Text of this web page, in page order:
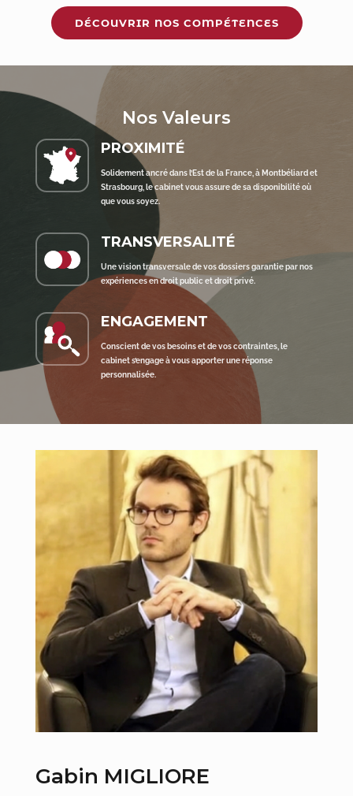
DÉCOUVRIR NOS COMPÉTENCES
Nos Valeurs
PROXIMITÉ
Solidement ancré dans l’Est de la France, à Montbéliard et
Strasbourg, le cabinet vous assure de sa disponibilité où
que vous soyez.
TRANSVERSALITÉ
Une vision transversale de vos dossiers garantie par nos
expériences en droit public et droit privé.
ENGAGEMENT
Conscient de vos besoins et de vos contraintes, le
cabinet s’engage à vous apporter une réponse
personnalisée.
Gabin MIGLIORE